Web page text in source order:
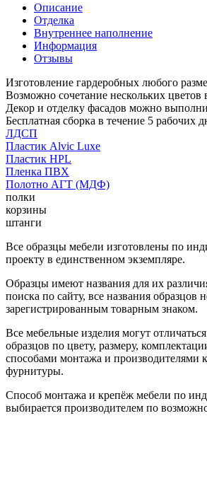
Описание
Отделка
Внутреннее наполнение
Информация
Отзывы
Изготовление гардеробных любого
Возможно сочетание нескольких цветов
Декор и отделку фасадов можно
Бесплатная сборка в течение 5 рабочих
ЛДСП
Пластик Alvic Luxe
Пластик HPL
Пленка ПВХ
Полотно АГТ (МДФ)
полки
корзины
штанги
Все образцы мебели изготовлены по
проекту в единственном экземпляре.
Образцы имеют названия для их
поиска по сайту, все названия образцов
зарегистрированным товарным знаком.
Все мебельные изделия могут
образцов по цвету, размеру,
способами монтажа и производителями
фурнитуры.
Способ монтажа и крепёж мебели по
выбирается производителем по